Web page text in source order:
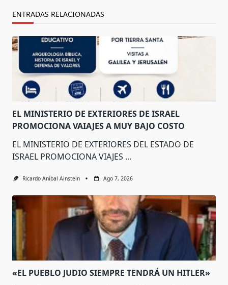
ENTRADAS RELACIONADAS
EL MINISTERIO DE EXTERIORES DE ISRAEL
PROMOCIONA VAIAJES A MUY BAJO COSTO
EL MINISTERIO DE EXTERIORES DEL ESTADO DE
ISRAEL PROMOCIONA VIAJES ...
Ricardo Anibal Ainstein Ago 7, 2026
«EL PUEBLO JUDIO SIEMPRE TENDRÁ UN HITLER»